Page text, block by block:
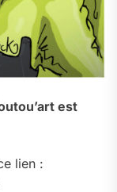
est
lien :